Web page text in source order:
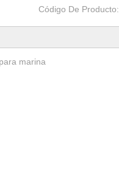
Código De Producto:
marina